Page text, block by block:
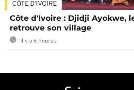
CÔTE D'IVOIRE
Côte d'Ivoire : Djidji Ayokwe,
retrouve son village
Il y a 6 heures